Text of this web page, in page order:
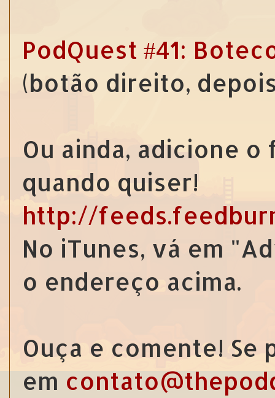
PodQuest #41:
(botão direito,
Ou ainda, adicione
quando quiser!
http://
No iTunes, vá em
o endereço acima.
Ouça e comente!
em